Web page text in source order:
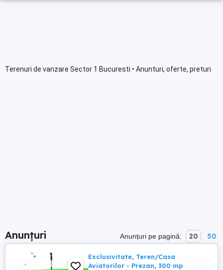
Terenuri de vanzare Sector 1 Bucuresti • Anunturi, oferte, preturi
Anunțuri Anunțuri pe pagină: 20 50
Exclusivitate, Teren/Casa
Aviatorilor - Prezan, 300 mp